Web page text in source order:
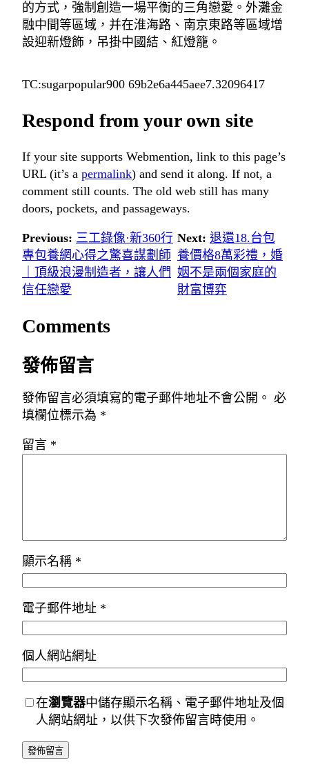
的方式，強制創造一場平衡的三角戀愛。外灘金
融中間等區域，并在淮海路、南京東路等區域增
設迎新燈飾，吊掛中國結、紅燈籠。
TC:sugarpopular900 69b2e6a445aee7.32096417
Respond from your own site
If your site supports Webmention, link to this page’s
URL (it’s a permalink) and send it along. If not, a
comment still counts. The old web still has many
doors, pockets, and passageways.
Previous: 三工錄像·新360行
專包養網心得之驚喜謀劃師
｜頂級浪漫制造者，讓人們
信任戀愛
Next: 退還18.台包
養價格8萬彩禮，婚
姻不是兩個家庭的
財富博弈
Comments
發佈留言
發佈留言必須填寫的電子郵件地址不會公開。 必
填欄位標示為 *
留言 *
顯示名稱 *
電子郵件地址 *
個人網站網址
在瀏覽器中儲存顯示名稱、電子郵件地址及個
人網站網址，以供下次發佈留言時使用。